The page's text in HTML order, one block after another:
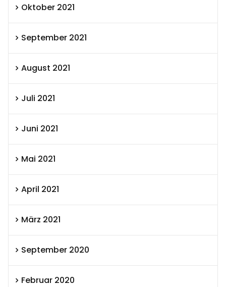
Oktober 2021
September 2021
August 2021
Juli 2021
Juni 2021
Mai 2021
April 2021
März 2021
September 2020
Februar 2020